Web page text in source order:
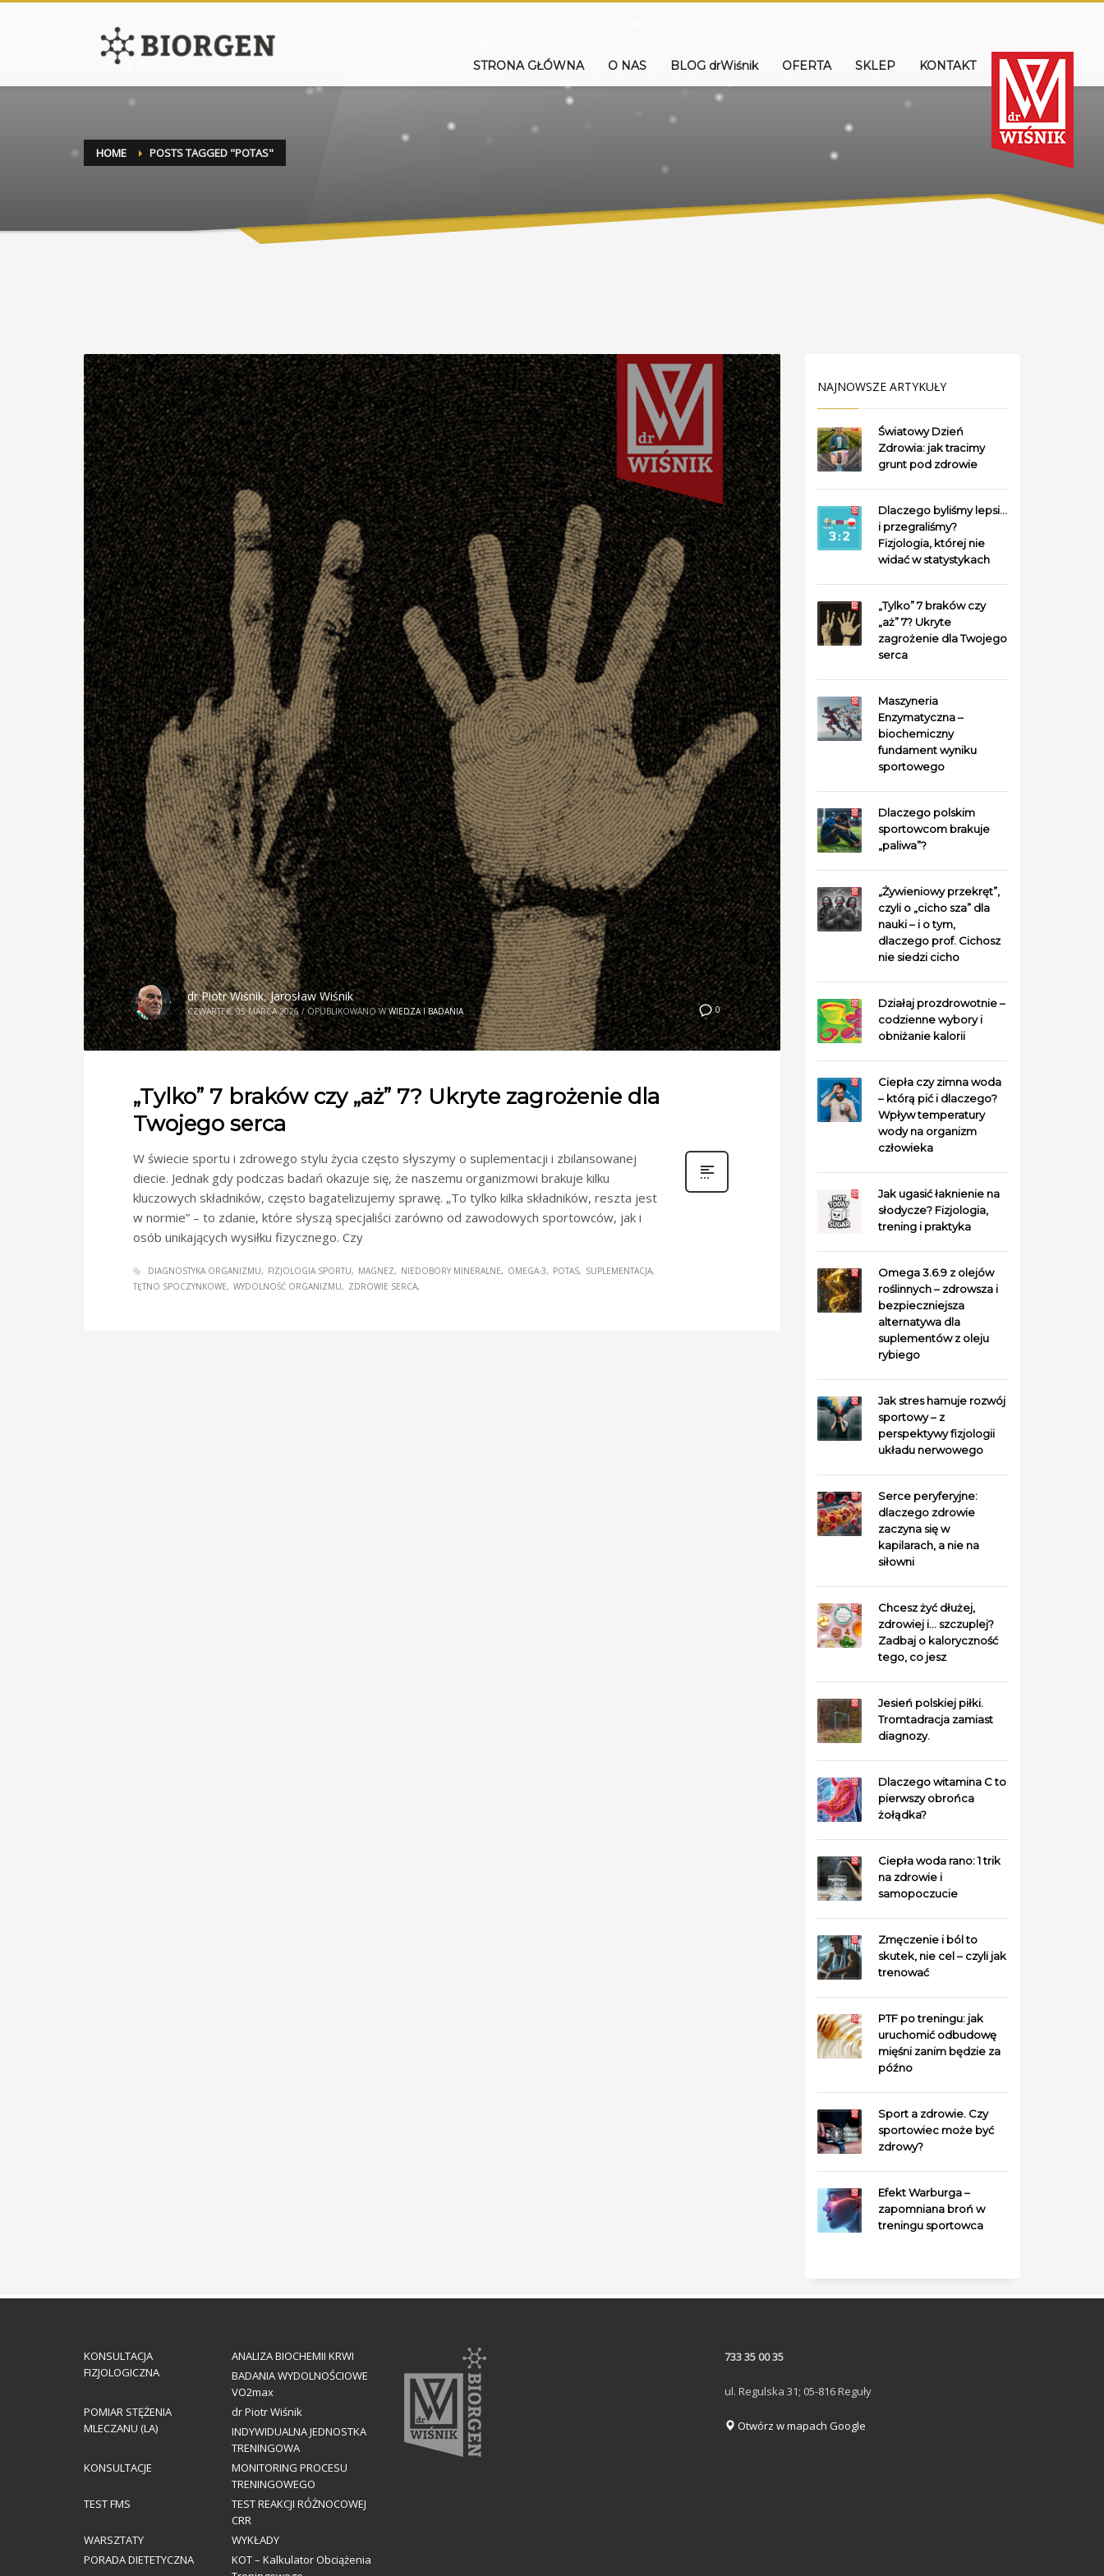
STRONA GŁÓWNA O NAS BLOG drWiśnik OFERTA SKLEP KONTAKT
HOME POSTS TAGGED "POTAS"
0
dr Piotr Wiśnik,Jarosław Wiśnik
CZWARTEK, 05 MARCA 2026 / OPUBLIKOWANO W WIEDZA I BADANIA
„Tylko” 7 braków czy „aż” 7? Ukryte zagrożenie dla
Twojego serca
W świecie sportu i zdrowego stylu życia często słyszymy o suplementacji i zbilansowanej
diecie. Jednak gdy podczas badań okazuje się, że naszemu organizmowi brakuje kilku
kluczowych składników, często bagatelizujemy sprawę. „To tylko kilka składników, reszta jest
w normie” – to zdanie, które słyszą specjaliści zarówno od zawodowych sportowców, jak i
osób unikających wysiłku fizycznego. Czy
DIAGNOSTYKA ORGANIZMU FIZJOLOGIA SPORTU MAGNEZ NIEDOBORY MINERALNE OMEGA-3 POTAS
SUPLEMENTACJA
TĘTNO SPOCZYNKOWE
WYDOLNOŚĆ ORGANIZMU ZDROWIE SERCA
NAJNOWSZE ARTYKUŁY
Światowy Dzień
Zdrowia: jak tracimy
grunt pod zdrowie
Dlaczego byliśmy lepsi…
i przegraliśmy?
Fizjologia, której nie
widać w statystykach
„Tylko” 7 braków czy
„aż” 7? Ukryte
zagrożenie dla Twojego
serca
Maszyneria
Enzymatyczna –
biochemiczny
fundament wyniku
sportowego
Dlaczego polskim
sportowcom brakuje
„paliwa”?
„Żywieniowy przekręt”,
czyli o „cicho sza” dla
nauki – i o tym,
dlaczego prof. Cichosz
nie siedzi cicho
Działaj prozdrowotnie –
codzienne wybory i
obniżanie kalorii
Ciepła czy zimna woda
– którą pić i dlaczego?
Wpływ temperatury
wody na organizm
człowieka
Jak ugasić łaknienie na
słodycze? Fizjologia,
trening i praktyka
Omega 3.6.9 z olejów
roślinnych – zdrowsza i
bezpieczniejsza
alternatywa dla
suplementów z oleju
rybiego
Jak stres hamuje rozwój
sportowy – z
perspektywy fizjologii
układu nerwowego
Serce peryferyjne:
dlaczego zdrowie
zaczyna się w
kapilarach, a nie na
siłowni
Chcesz żyć dłużej,
zdrowiej i… szczuplej?
Zadbaj o kaloryczność
tego, co jesz
Jesień polskiej piłki.
Tromtadracja zamiast
diagnozy.
Dlaczego witamina C to
pierwszy obrońca
żołądka?
Ciepła woda rano: 1 trik
na zdrowie i
samopoczucie
Zmęczenie i ból to
skutek, nie cel – czyli jak
trenować
PTF po treningu: jak
uruchomić odbudowę
mięśni zanim będzie za
późno
Sport a zdrowie. Czy
sportowiec może być
zdrowy?
Efekt Warburga –
zapomniana broń w
treningu sportowca
KONSULTACJA
FIZJOLOGICZNA
ANALIZA BIOCHEMII KRWI
BADANIA WYDOLNOŚCIOWE
VO2max
POMIAR STĘŻENIA
MLECZANU (LA)
dr Piotr Wiśnik
INDYWIDUALNA JEDNOSTKA
TRENINGOWA
KONSULTACJE
MONITORING PROCESU
TRENINGOWEGO
TEST FMS
TEST REAKCJI RÓŻNOCOWEJ
CRR
WARSZTATY
WYKŁADY
PORADA DIETETYCZNA
KOT – Kalkulator Obciążenia
733 35 00 35
ul. Regulska 31; 05-816 Reguły
Otwórz w mapach Google